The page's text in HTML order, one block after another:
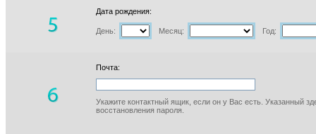
Дата рождения:
День: Месяц: Год:
Почта:
Укажите контактный ящик, если он у Вас есть. Указанный
восстановления пароля.